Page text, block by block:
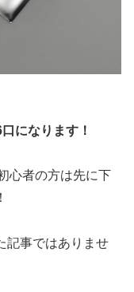
になります！
心者の方は先に下
記事ではありませ